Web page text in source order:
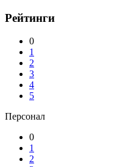
Рейтинги
0
1
2
3
4
5
Персонал
0
1
2